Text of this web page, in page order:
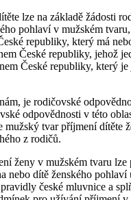
lze na základě žádosti
pohlaví v mužském
republiky, který má
České republiky, jehož
České republiky, který je
je rodičovské
odpovědnosti v této
mužský tvar příjmení dítěte
z rodičů.
ženy v mužském tvaru lze
nebo dítě ženského pohlaví
české mluvnice a